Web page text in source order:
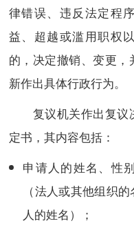
律错误、违反法定程
益、超越或滥用职权
的，决定撤销、变更
新作出具体行政行为。
复议机关作出复议
定书，其内容包括：
申请人的姓名、性
（法人或其他组织
人 的姓名）；